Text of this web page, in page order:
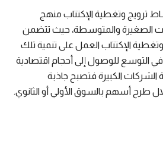
ترويج وتغطية الإكتتاب منهج
الصغيرة والمتوسطة، حيث تتضمن
الإكتتاب العمل على تنمية تلك
التوسع للوصول إلى أحجام اقتصادية
الكبيرة فتصبح جاذبة
طرح أسهم بالسوق الأولي أو الثانوي.